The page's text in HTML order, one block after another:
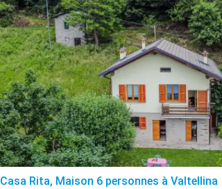
Casa Rita, Maison 6 personnes à Valtellina